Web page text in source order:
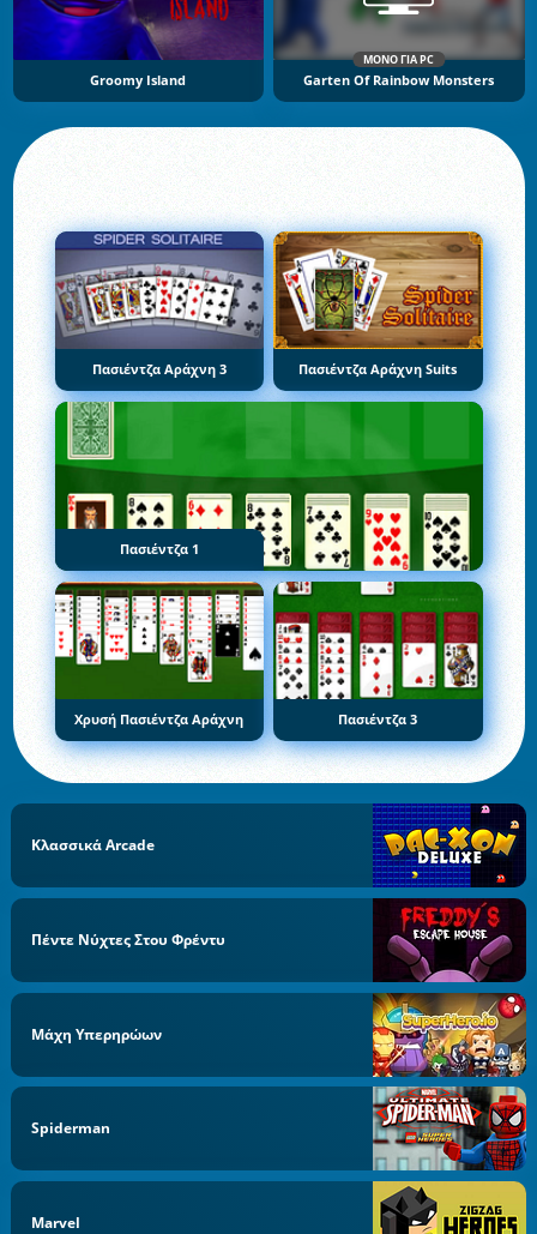
Groomy Island
ΜΌΝΟ ΓΙΑ PC
Garten Of Rainbow Monsters
Πασιέντζα Αράχνη 3 Πασιέντζα Αράχνη Suits
Πασιέντζα 1
Χρυσή Πασιέντζα Αράχνη Πασιέντζα 3
Κλασσικά Arcade
Πέντε Νύχτες Στου Φρέντυ
Μάχη Υπερηρώων
Spiderman
Marvel